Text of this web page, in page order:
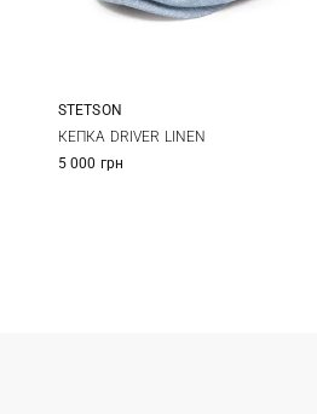
58 59
STETSON
КЕПКА DRIVER LINEN
5 000 грн